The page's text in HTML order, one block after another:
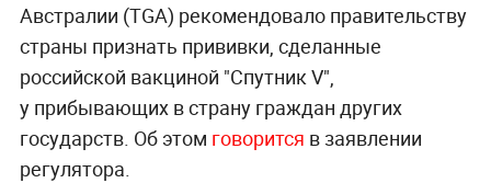
Австралии (TGA) рекомендовало правительству
страны признать прививки, сделанные
российской вакциной "Спутник V",
у прибывающих в страну граждан других
государств. Об этом говорится в заявлении
регулятора.